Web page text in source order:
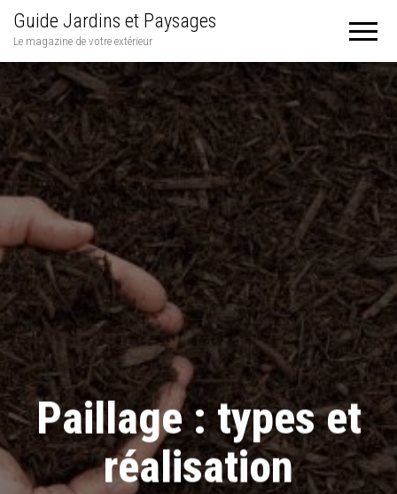
Guide Jardins et Paysages
Le magazine de votre extérieur
Paillage : types et
réalisation